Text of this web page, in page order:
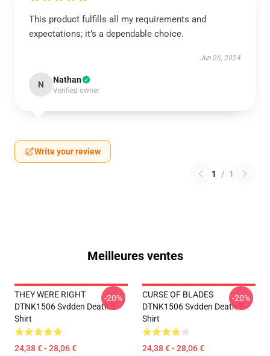
This product fulfills all my requirements and
expectations; it’s a dependable choice.
Jun 26, 2024
N Nathan
Verified owner
Write your review
1 / 1
Meilleures ventes
THEY WERE RIGHT
DTNK1506 Svdden Death T-
Shirt
24,38 € - 28,06 €
-20%
CURSE OF BLADES
DTNK1506 Svdden Death T-
Shirt
24,38 € - 28,06 €
-20%